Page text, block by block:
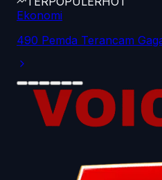
Ekonomi
490 Pemda Terancam